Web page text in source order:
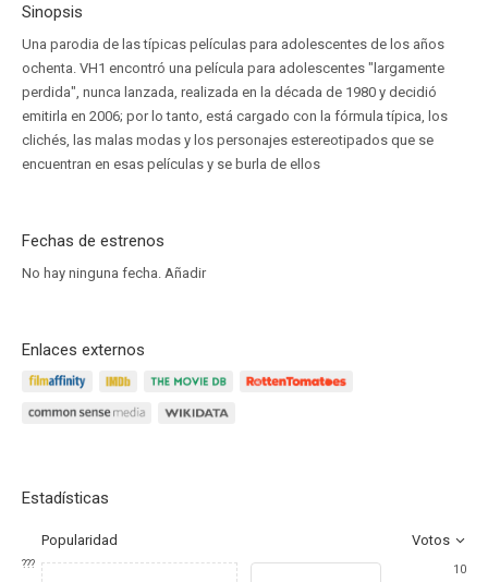
Sinopsis
Una parodia de las típicas películas para adolescentes de los años
ochenta. VH1 encontró una película para adolescentes "largamente
perdida", nunca lanzada, realizada en la década de 1980 y decidió
emitirla en 2006; por lo tanto, está cargado con la fórmula típica, los
clichés, las malas modas y los personajes estereotipados que se
encuentran en esas películas y se burla de ellos
Fechas de estrenos
No hay ninguna fecha. Añadir
Enlaces externos
Estadísticas
Popularidad Votos
???
10